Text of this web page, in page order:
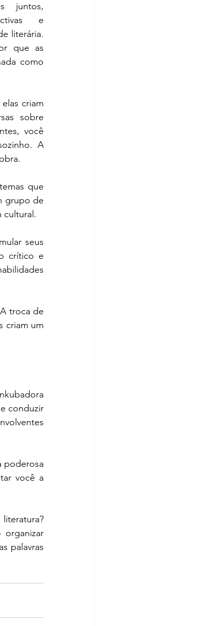
juntos,
e
literária.
que as
como
criam
sobre
você
A
que
grupo de
cultural.
seus
crítico e
troca de
criam um
conduzir
poderosa
você a
palavras